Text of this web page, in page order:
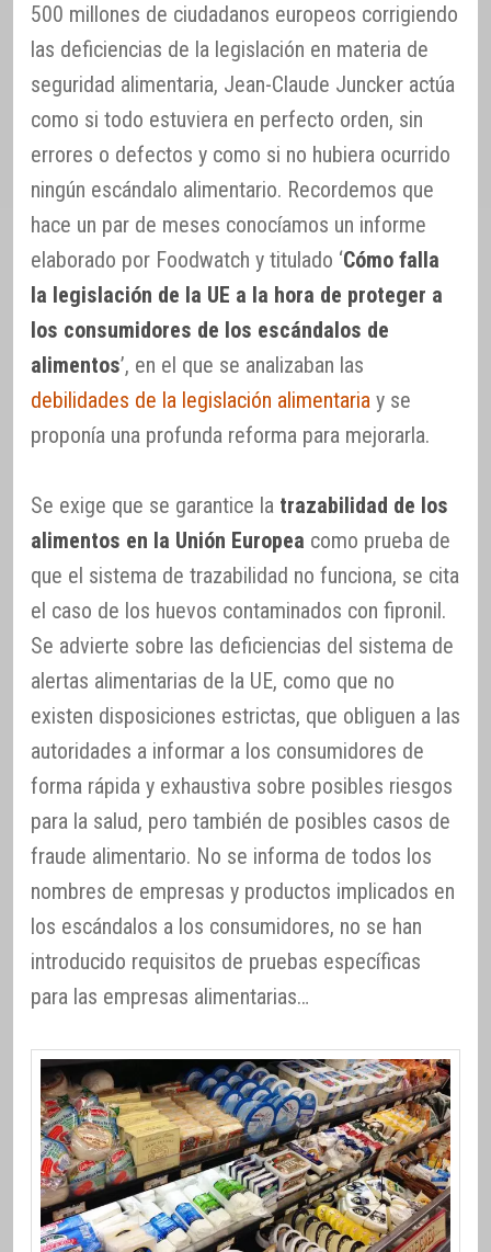
500 millones de ciudadanos europeos corrigiendo
las deficiencias de la legislación en materia de
seguridad alimentaria, Jean-Claude Juncker actúa
como si todo estuviera en perfecto orden, sin
errores o defectos y como si no hubiera ocurrido
ningún escándalo alimentario. Recordemos que
hace un par de meses conocíamos un informe
elaborado por Foodwatch y titulado ‘Cómo falla
la legislación de la UE a la hora de proteger a
los consumidores de los escándalos de
alimentos’, en el que se analizaban las
debilidades de la legislación alimentaria y se
proponía una profunda reforma para mejorarla.
Se exige que se garantice la trazabilidad de los
alimentos en la Unión Europea como prueba de
que el sistema de trazabilidad no funciona, se cita
el caso de los huevos contaminados con fipronil.
Se advierte sobre las deficiencias del sistema de
alertas alimentarias de la UE, como que no
existen disposiciones estrictas, que obliguen a las
autoridades a informar a los consumidores de
forma rápida y exhaustiva sobre posibles riesgos
para la salud, pero también de posibles casos de
fraude alimentario. No se informa de todos los
nombres de empresas y productos implicados en
los escándalos a los consumidores, no se han
introducido requisitos de pruebas específicas
para las empresas alimentarias…